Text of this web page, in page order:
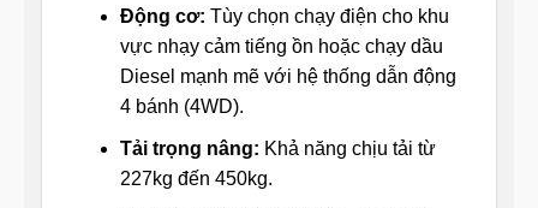
Động cơ: Tùy chọn chạy điện cho khu
vực nhạy cảm tiếng ồn hoặc chạy dầu
Diesel mạnh mẽ với hệ thống dẫn động
4 bánh (4WD).
Tải trọng nâng: Khả năng chịu tải từ
227kg đến 450kg.